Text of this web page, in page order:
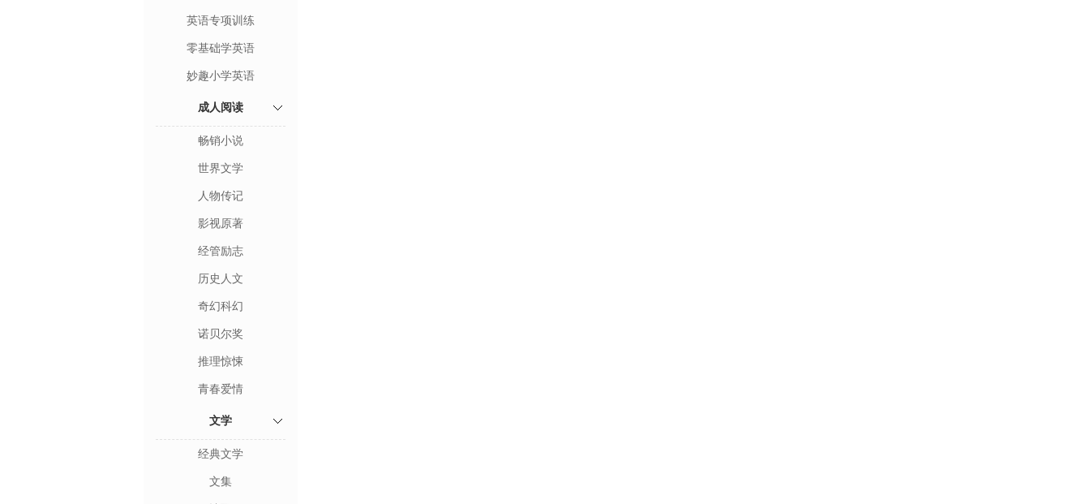
英语专项训练
零基础学英语
妙趣小学英语
成人阅读
畅销小说
世界文学
人物传记
影视原著
经管励志
历史人文
奇幻科幻
诺贝尔奖
推理惊悚
青春爱情
文学
经典文学
文集